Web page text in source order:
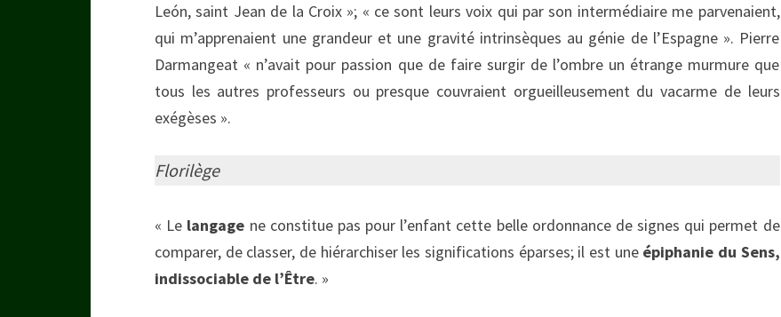
León, saint Jean de la Croix »; « ce sont leurs voix qui par son intermédiaire me parvenaient,
qui m’apprenaient une grandeur et une gravité intrinsèques au génie de l’Espagne ». Pierre
Darmangeat « n’avait pour passion que de faire surgir de l’ombre un étrange murmure que
tous les autres professeurs ou presque couvraient orgueilleusement du vacarme de leurs
exégèses ».
Florilège
« Le langage ne constitue pas pour l’enfant cette belle ordonnance de signes qui permet de
comparer, de classer, de hiérarchiser les significations éparses; il est une épiphanie du Sens,
indissociable de l’Être. »